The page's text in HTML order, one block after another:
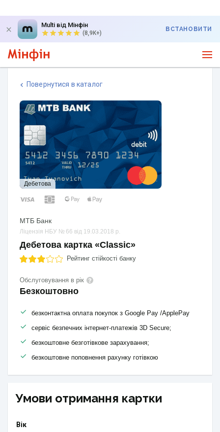
Multi від Мінфін
(8,9K+)
ВСТАНОВИТИ
Повернутися в каталог
Дебетова
МТБ Банк
Ліцензія НБУ № 66 від 19.03.2018 р.
Дебетова картка «Classic»
Рейтинг стійкості банку
Обслуговування в рік
Безкоштовно
безконтактна оплата покупок з Google Pay /ApplePay
сервіс безпечних інтернет-платежів 3D Secure;
безкоштовне безготівкове зарахування;
безкоштовне поповнення рахунку готівкою
Умови отримання картки
Вік